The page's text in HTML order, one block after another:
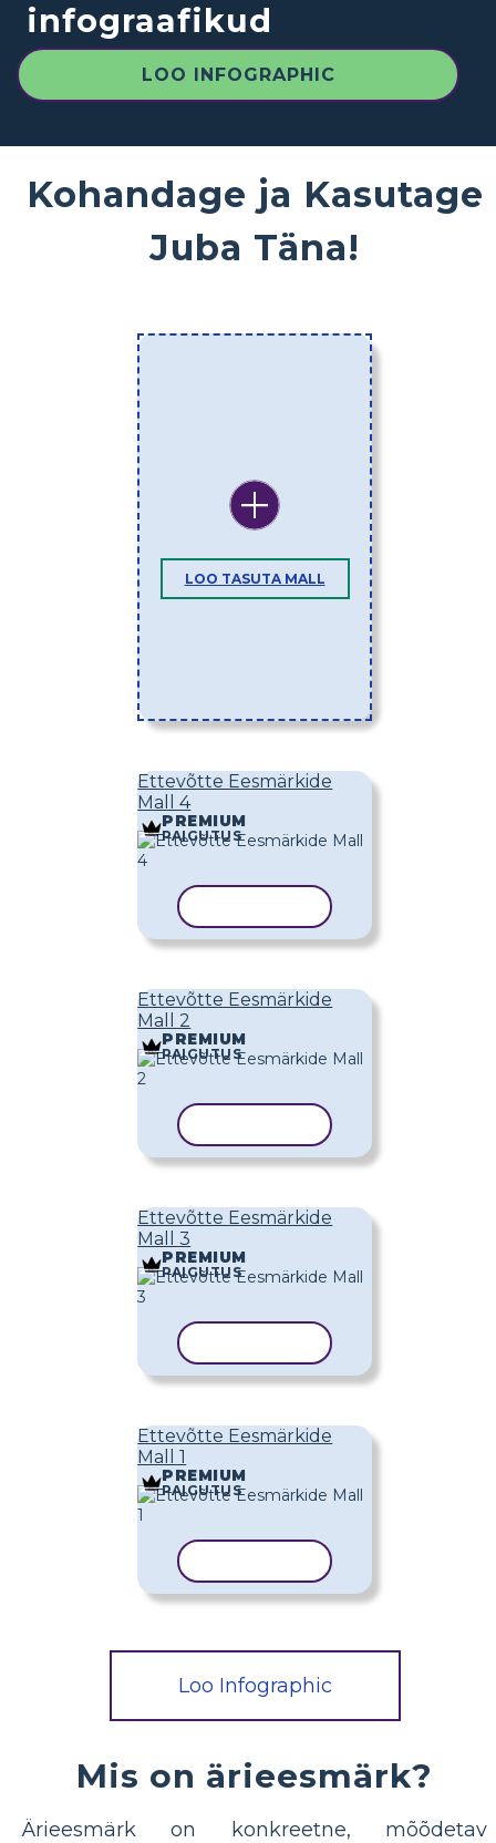
infograafikud
LOO INFOGRAPHIC
Kohandage ja Kasutage
Juba Täna!
LOO TASUTA MALL
Ettevõtte Eesmärkide
Mall 4
PREMIUM
PAIGUTUS
Ettevõtte Eesmärkide
Mall 2
PREMIUM
PAIGUTUS
Ettevõtte Eesmärkide
Mall 3
PREMIUM
PAIGUTUS
Ettevõtte Eesmärkide
Mall 1
PREMIUM
PAIGUTUS
Loo Infographic
Mis on ärieesmärk?
Ärieesmärk on konkreetne, mõõdetav